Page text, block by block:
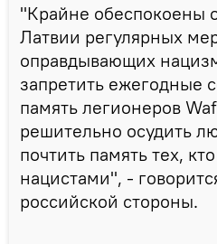
"Крайне обеспокоены
Латвии регулярных
оправдывающих
запретить ежегодные
память легионеров
решительно осудить
почтить память тех,
нацистами", -
российской стороны.